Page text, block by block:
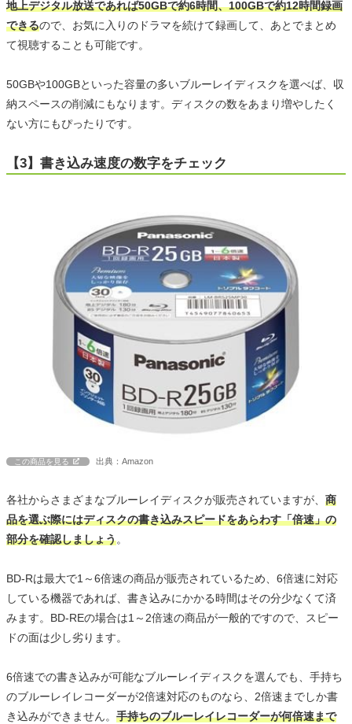
地上デジタル放送であれば50GBで約6時間、100GBで約12時間録画
できるので、お気に入りのドラマを続けて録画して、あとでまとめ
て視聴することも可能です。
50GBや100GBといった容量の多いブルーレイディスクを選べば、収
納スペースの削減にもなります。ディスクの数をあまり増やしたく
ない方にもぴったりです。
【3】書き込み速度の数字をチェック
この商品を見る 出典：Amazon
各社からさまざまなブルーレイディスクが販売されていますが、 商
品を選ぶ際にはディスクの書き込みスピードをあらわす「倍速」の
部分を確認しましょう。
BD-Rは最大で1～6倍速の商品が販売されているため、6倍速に対応
している機器であれば、書き込みにかかる時間はその分少なくて済
みます。BD-REの場合は1～2倍速の商品が一般的ですので、スピー
ドの面は少し劣ります。
6倍速での書き込みが可能なブルーレイディスクを選んでも、手持ち
のブルーレイレコーダーが2倍速対応のものなら、2倍速までしか書
き込みができません。 手持ちのブルーレイレコーダーが何倍速まで